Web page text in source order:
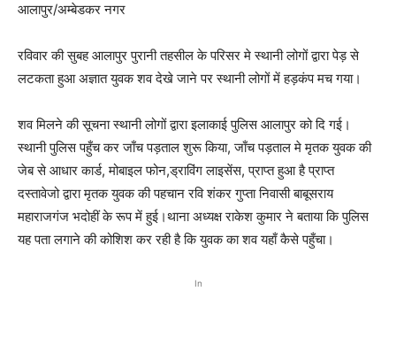
आलापुर/अम्बेडकर नगर
रविवार की सुबह आलापुर पुरानी तहसील के परिसर मे स्थानी लोगों द्वारा पेड़ से
लटकता हुआ अज्ञात युवक शव देखे जाने पर स्थानी लोगों में हड़कंप मच गया।
शव मिलने की सूचना स्थानी लोगों द्वारा इलाकाई पुलिस आलापुर को दि गई।
स्थानी पुलिस पहुँच कर जाँच पड़ताल शुरू किया, जाँच पड़ताल मे मृतक युवक की
जेब से आधार कार्ड, मोबाइल फोन,ड्राविंग लाइसेंस, प्राप्त हुआ है प्राप्त
दस्तावेजो द्वारा मृतक युवक की पहचान रवि शंकर गुप्ता निवासी बाबूसराय
महाराजगंज भदोहीं के रूप में हुई।थाना अध्यक्ष राकेश कुमार ने बताया कि पुलिस
यह पता लगाने की कोशिश कर रही है कि युवक का शव यहाँ कैसे पहुँचा।
In